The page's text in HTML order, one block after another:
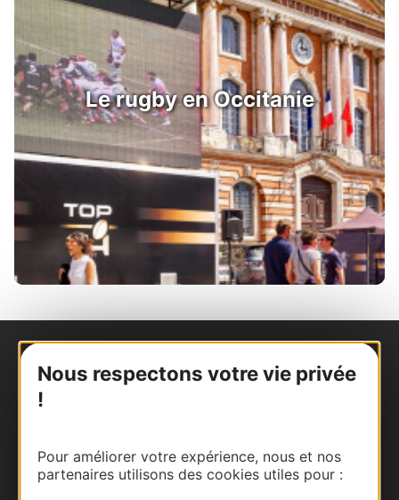
Nous respectons votre vie privée
!
Pour améliorer votre expérience, nous et nos
partenaires utilisons des cookies utiles pour :
Le rugby en Occitanie
Nous contacter
Documentation